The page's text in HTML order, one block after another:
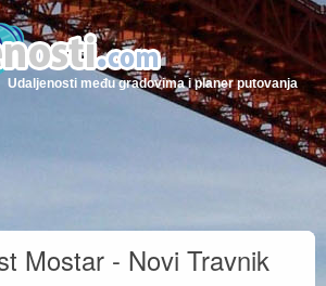
Udaljenosti među gradovima i planer putovanja
Mostar - Novi Travnik